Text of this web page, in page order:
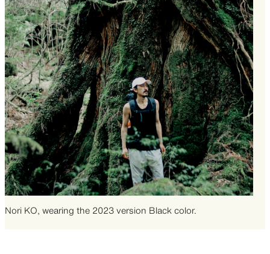
Nori KO, wearing the 2023 version Black color.